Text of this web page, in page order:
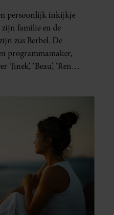
persoonlijk inkijkje
zijn familie en de
zus Berbel. De
programmamaker,
‘Beau’, ‘Renze’,